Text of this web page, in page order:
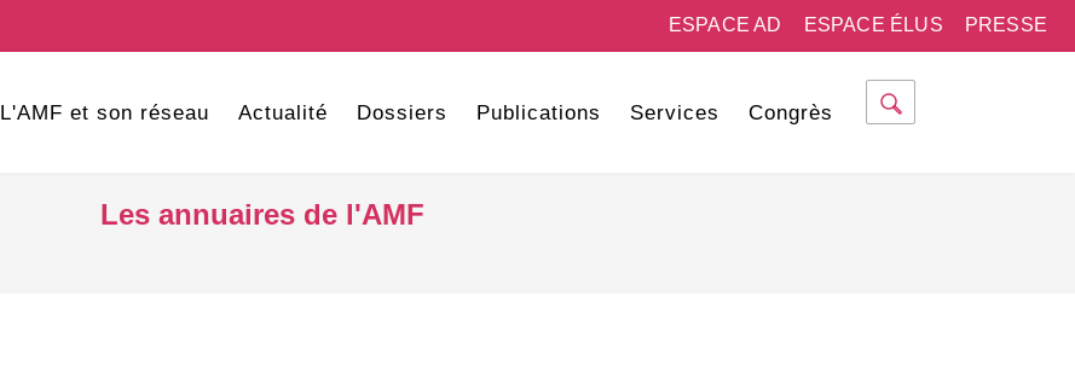
PRESSE
ESPACE ÉLUS
ESPACE AD
L'AMF et son réseau Actualité Dossiers Publications Services Congrès
Les annuaires de l'AMF